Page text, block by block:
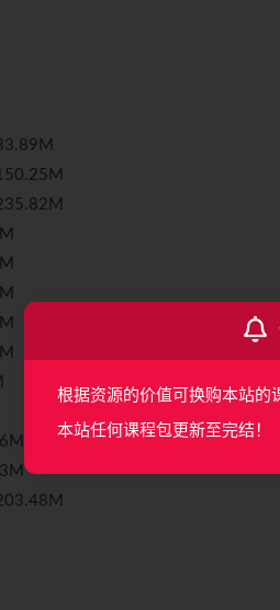
根据资源的价值可换购本站的
本站任何课程包更新至完结！